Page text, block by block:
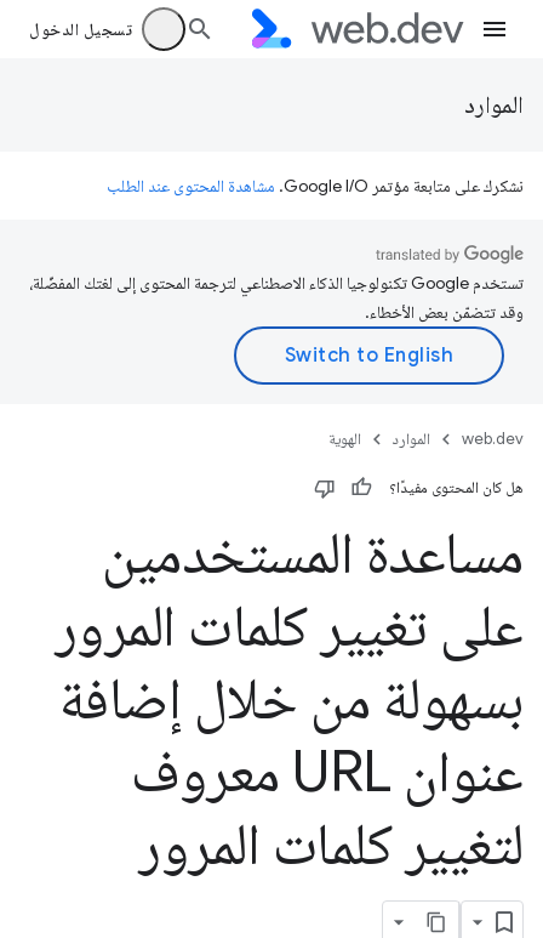
تسجيل الدخول
الموارد
نشكرك على متابعة مؤتمر Google I/O. مشاهدة المحتوى عند الطلب
تستخدم Google تكنولوجيا الذكاء الاصطناعي لترجمة المحتوى إلى لغتك المفضّلة،
وقد تتضمّن بعض الأخطاء.
web.dev الموارد الهوية
هل كان المحتوى مفيدًا؟
مساعدة المستخدمين
على تغيير كلمات المرور
بسهولة من خلال إضافة
عنوان URL معروف
لتغيير كلمات المرور